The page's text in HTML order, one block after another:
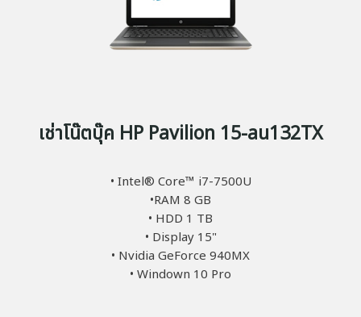
เช่าโน๊ตบุ๊ค HP Pavilion 15-au132TX
• Intel® Core™ i7-7500U
•RAM 8 GB
• HDD 1 TB
• Display 15"
• Nvidia GeForce 940MX
• Windown 10 Pro